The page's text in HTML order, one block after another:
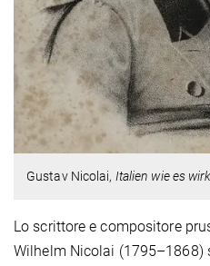
Gustav Nicolai, Italien wie es
Lo scrittore e compositore
Wilhelm Nicolai (1795–1868)